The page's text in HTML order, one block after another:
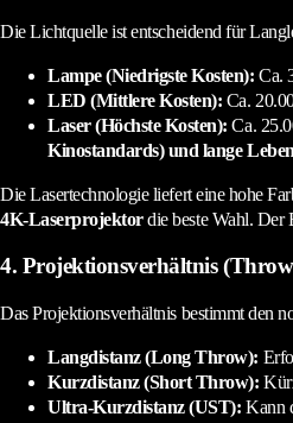
Die Lichtquelle ist entscheidend für
Lampe (Niedrigste Kosten): Ca.
LED (Mittlere Kosten): Ca.
Laser (Höchste Kosten): Ca.
Kinostandards) und lange
Die Lasertechnologie liefert eine hohe
4K-Laserprojektordie beste Wahl. Der
4. Projektionsverhältnis
Das Projektionsverhältnis bestimmt den
Langdistanz (Long Throw):
Kurzdistanz (Short Throw):
Ultra-Kurzdistanz (UST): Kann